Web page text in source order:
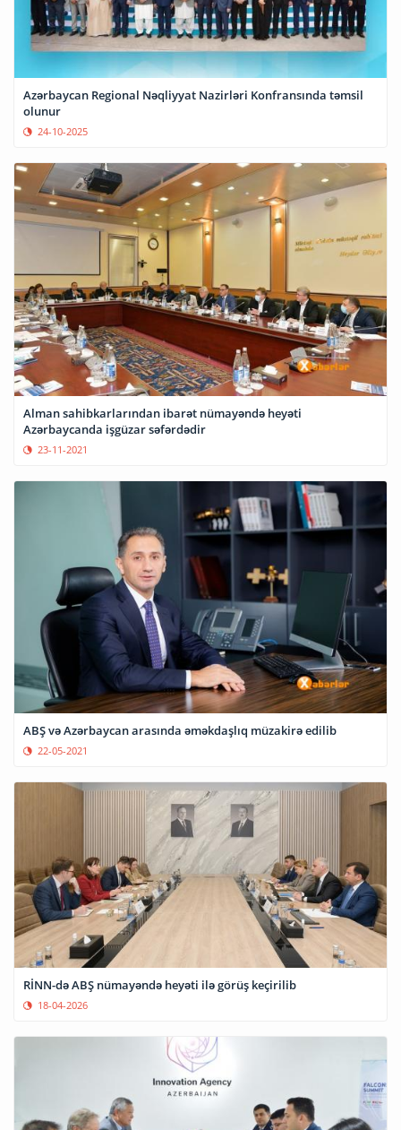
Azərbaycan Regional Nəqliyyat Nazirləri Konfransında təmsil
olunur
24-10-2025
Alman sahibkarlarından ibarət nümayəndə heyəti
Azərbaycanda işgüzar səfərdədir
23-11-2021
ABŞ və Azərbaycan arasında əməkdaşlıq müzakirə edilib
22-05-2021
RİNN-də ABŞ nümayəndə heyəti ilə görüş keçirilib
18-04-2026